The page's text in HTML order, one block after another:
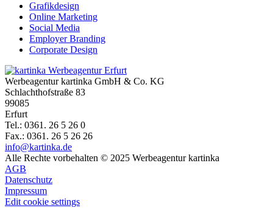
Grafikdesign
Online Marketing
Social Media
Employer Branding
Corporate Design
Werbeagentur kartinka GmbH & Co. KG
Schlachthofstraße 83
99085
Erfurt
Tel.: 0361. 26 5 26 0
Fax.: 0361. 26 5 26 26
info@kartinka.de
Alle Rechte vorbehalten © 2025 Werbeagentur kartinka
AGB
Datenschutz
Impressum
Edit cookie settings